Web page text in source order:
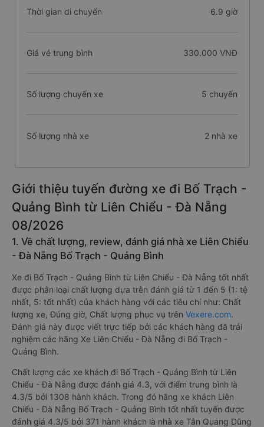
Thời gian di chuyển 6.9 giờ
Giá vé trung bình 330.000 VNĐ
Số lượng chuyến xe 5 chuyến
Số lượng nhà xe 2 nhà xe
Giới thiệu tuyến đường xe đi Bố Trạch -
Quảng Bình từ Liên Chiểu - Đà Nẵng
08/2026
1. Về chất lượng, review, đánh giá nhà xe Liên Chiểu
- Đà Nẵng Bố Trạch - Quảng Bình
Xe đi Bố Trạch - Quảng Bình từ Liên Chiểu - Đà Nẵng tốt nhất
được phân loại chất lượng dựa trên đánh giá từ 1 đến 5 (1: tệ
nhất, 5: tốt nhất) của khách hàng với các tiêu chí như: Chất
lượng xe, Đúng giờ, Chất lượng phục vụ trên Vexere.com.
Đánh giá này được viết trực tiếp bởi các khách hàng đã trải
nghiệm các hãng Xe Liên Chiểu - Đà Nẵng đi Bố Trạch -
Quảng Bình.
Chất lượng các xe khách đi Bố Trạch - Quảng Bình từ Liên
Chiểu - Đà Nẵng được đánh giá 4.3, với điểm trung bình là
4.3/5 bởi 1308 hành khách. Trong đó hãng xe khách Liên
Chiểu - Đà Nẵng Bố Trạch - Quảng Bình tốt nhất tuyến được
đánh giá 4.3/5 bởi 371 hành khách là nhà xe Tân Quang Dũng